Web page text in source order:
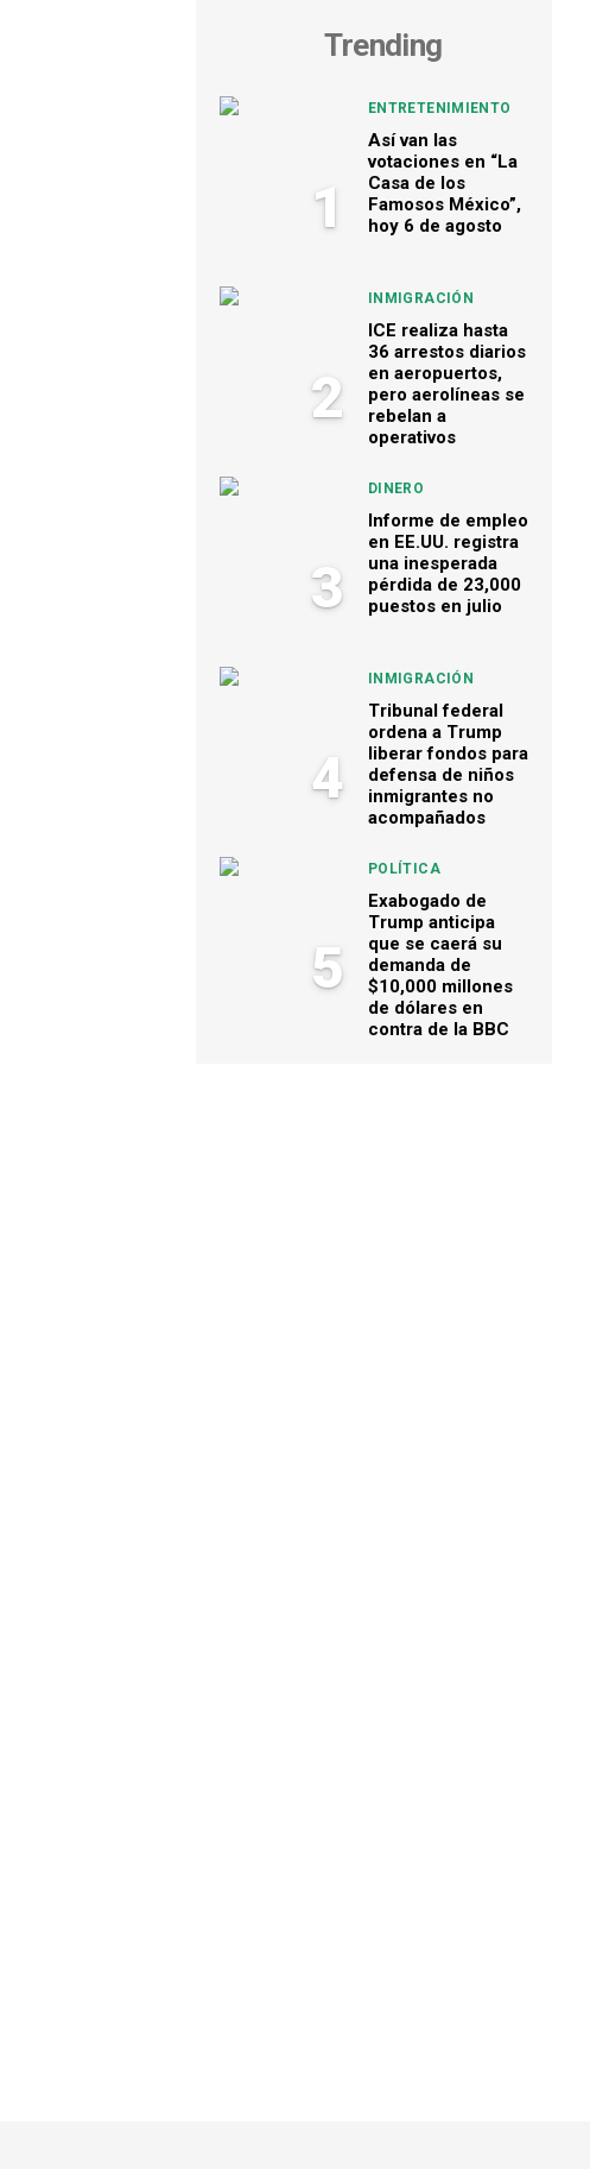
Trending
1
ENTRETENIMIENTO
Así van las
votaciones en “La
Casa de los
Famosos México”,
hoy 6 de agosto
2
INMIGRACIÓN
ICE realiza hasta
36 arrestos diarios
en aeropuertos,
pero aerolíneas se
rebelan a
operativos
3
DINERO
Informe de empleo
en EE.UU. registra
una inesperada
pérdida de 23,000
puestos en julio
4
INMIGRACIÓN
Tribunal federal
ordena a Trump
liberar fondos para
defensa de niños
inmigrantes no
acompañados
5
POLÍTICA
Exabogado de
Trump anticipa
que se caerá su
demanda de
$10,000 millones
de dólares en
contra de la BBC